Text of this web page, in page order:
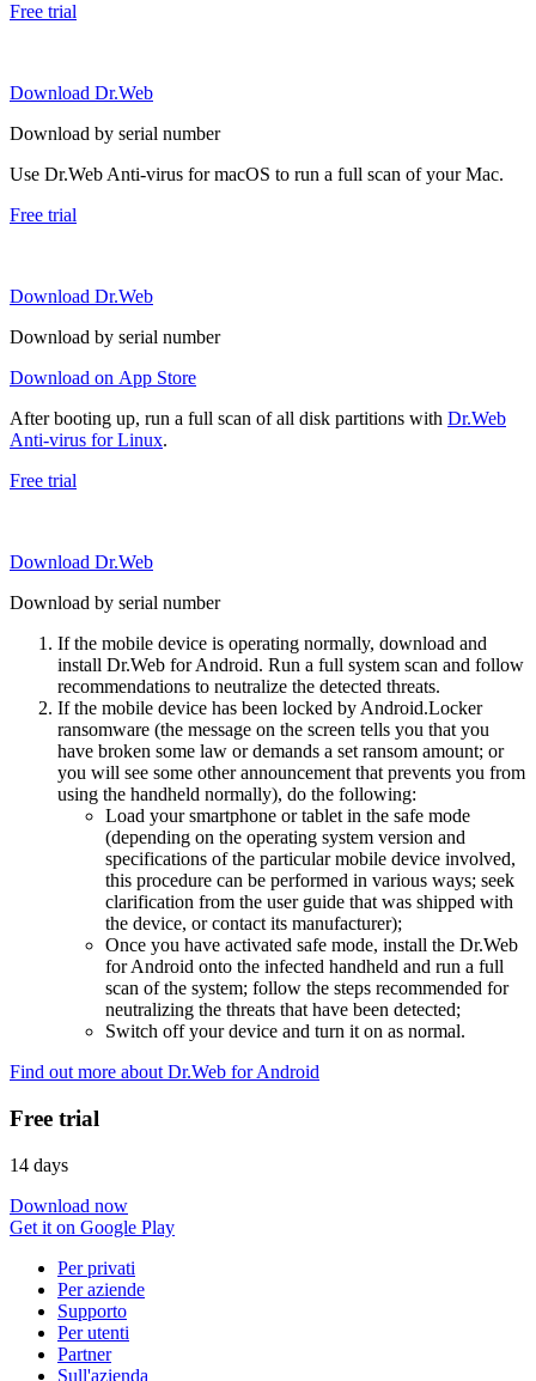
Free trial
Download Dr.Web
Download by serial number
Use Dr.Web Anti-virus for macOS to run a full scan of your Mac.
Free trial
Download Dr.Web
Download by serial number
Download on App Store
After booting up, run a full scan of all disk partitions with Dr.Web
Anti-virus for Linux.
Free trial
Download Dr.Web
Download by serial number
If the mobile device is operating normally, download and
install Dr.Web for Android. Run a full system scan and follow
recommendations to neutralize the detected threats.
If the mobile device has been locked by Android.Locker
ransomware (the message on the screen tells you that you
have broken some law or demands a set ransom amount; or
you will see some other announcement that prevents you from
using the handheld normally), do the following:
Load your smartphone or tablet in the safe mode
(depending on the operating system version and
specifications of the particular mobile device involved,
this procedure can be performed in various ways; seek
clarification from the user guide that was shipped with
the device, or contact its manufacturer);
Once you have activated safe mode, install the Dr.Web
for Android onto the infected handheld and run a full
scan of the system; follow the steps recommended for
neutralizing the threats that have been detected;
Switch off your device and turn it on as normal.
Find out more about Dr.Web for Android
Free trial
14 days
Download now
Get it on Google Play
Per privati
Per aziende
Supporto
Per utenti
Partner
Sull'azienda